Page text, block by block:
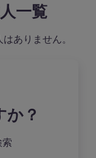
一覧
ありません。
？